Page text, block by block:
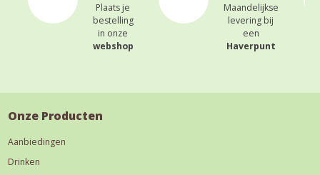
Plaats je
bestelling
in onze
webshop
Maandelijkse
levering bij
een
Haverpunt
Onze Producten
Aanbiedingen
Drinken